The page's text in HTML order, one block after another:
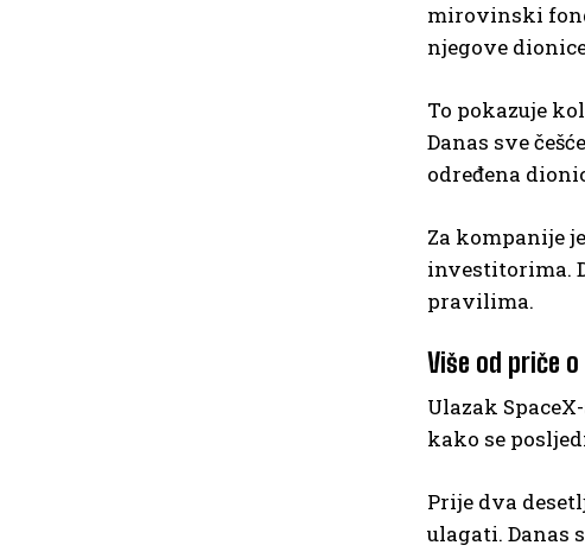
mirovinski
njegove
To pokazuje
Danas sve
određena
Za kompanije
investitorima.
pravilima.
Više od priče o
Ulazak
kako se
Prije dva
ulagati. Danas